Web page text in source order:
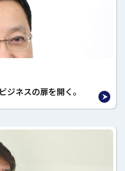
ジネスの扉を開く。